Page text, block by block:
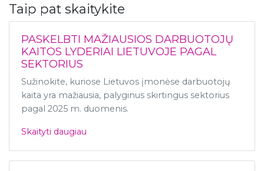
Taip pat skaitykite
PASKELBTI MAŽIAUSIOS DARBUOTOJŲ
KAITOS LYDERIAI LIETUVOJE PAGAL
SEKTORIUS
Sužinokite, kuriose Lietuvos įmonėse darbuotojų
kaita yra mažiausia, palyginus skirtingus sektorius
pagal 2025 m. duomenis.
Skaityti daugiau